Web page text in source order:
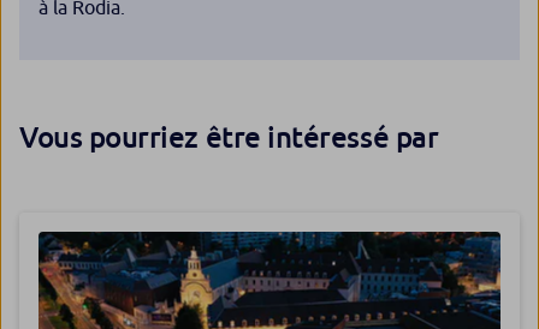
à la Rodia.
Vous pourriez être intéressé par